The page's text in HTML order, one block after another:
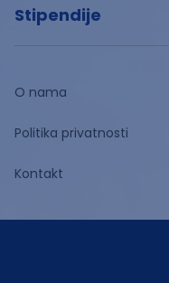
Stipendije
O nama
Politika privatnosti
Kontakt